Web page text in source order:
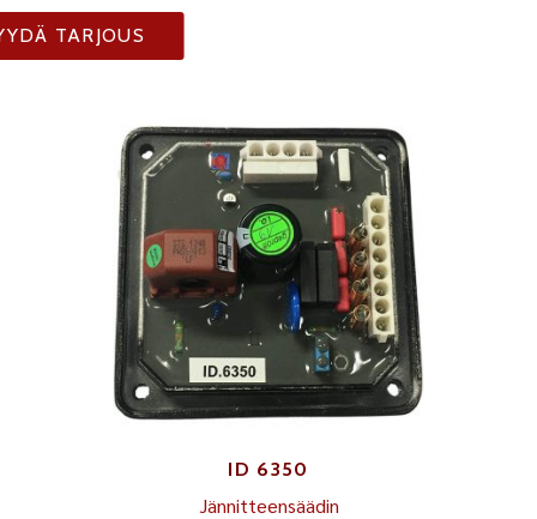
TARJOUS
ID 6350
Jännitteensäädin